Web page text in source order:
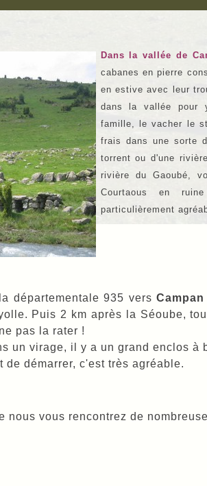
Dans la vallée de
cabanes en pierre
en estive avec leur
dans la vallée pour
famille, le vacher le
frais dans une sorte
torrent ou d'une
rivière du Gaoubé,
Courtaous en
particulièrement
départementale 935 versCampan
Puis 2 km après la Séoube,
pas la rater !
un virage, il y a un grand enclos à
de démarrer, c'est très agréable.
nous vous rencontrez de